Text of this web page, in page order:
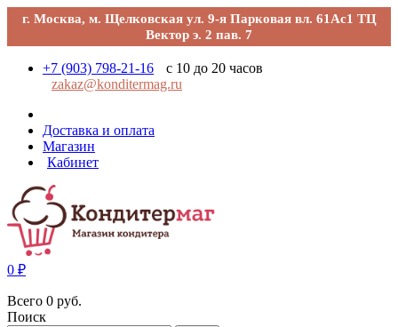
г. Москва, м. Щелковская ул. 9-я Парковая вл. 61Ас1 ТЦ
Вектор э. 2 пав. 7
+7 (903) 798-21-16
с 10 до 20 часов
zakaz@konditermag.ru
Доставка и оплата
Магазин
Кабинет
0 ₽
Всего 0 руб.
Поиск